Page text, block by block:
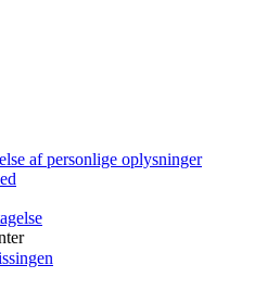
af personlige oplysninger